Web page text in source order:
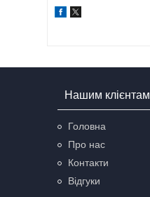
Нашим клієнтам
Головна
Про нас
Контакти
Відгуки